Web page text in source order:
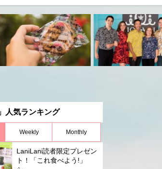
人気ランキング
Weekly Monthly
LaniLani読者限定プレゼン
ト！「これ食べよう!」